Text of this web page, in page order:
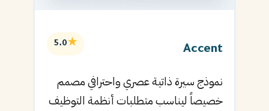
Accent
★
5.0
نموذج سيرة ذاتية عصري واحترافي مصمم
خصيصاً ليناسب متطلبات أنظمة التوظيف